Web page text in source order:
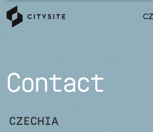
CZ
Contact
CZECHIA